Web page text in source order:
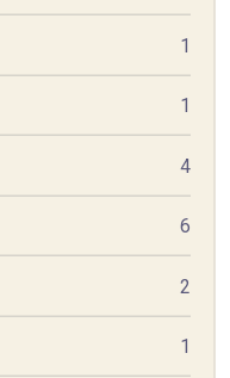
1
1
4
6
2
1